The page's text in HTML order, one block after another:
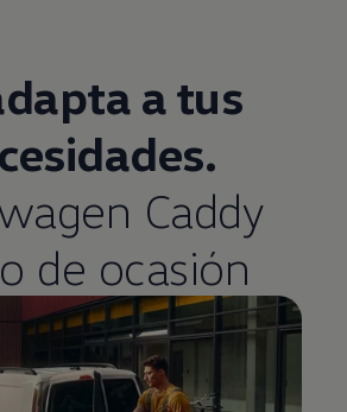
a tus
Caddy
de ocasión